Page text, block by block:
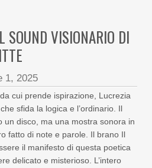
SOUND VISIONARIO DI
1, 2025
cui prende ispirazione, Lucrezia
sfida la logica e l’ordinario. Il
un disco, ma una mostra sonora in
fatto di note e parole. Il brano Il
il manifesto di questa poetica
delicato e misterioso. L’intero